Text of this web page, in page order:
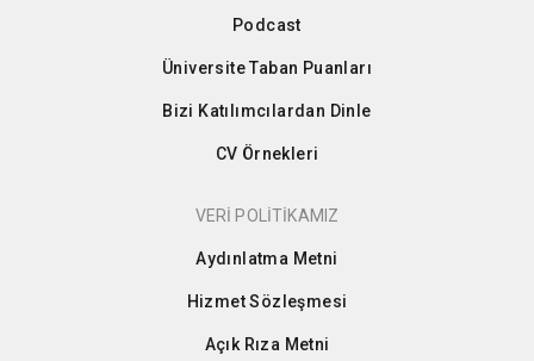
Podcast
Üniversite Taban Puanları
Bizi Katılımcılardan Dinle
CV Örnekleri
VERİ POLİTİKAMIZ
Aydınlatma Metni
Hizmet Sözleşmesi
Açık Rıza Metni